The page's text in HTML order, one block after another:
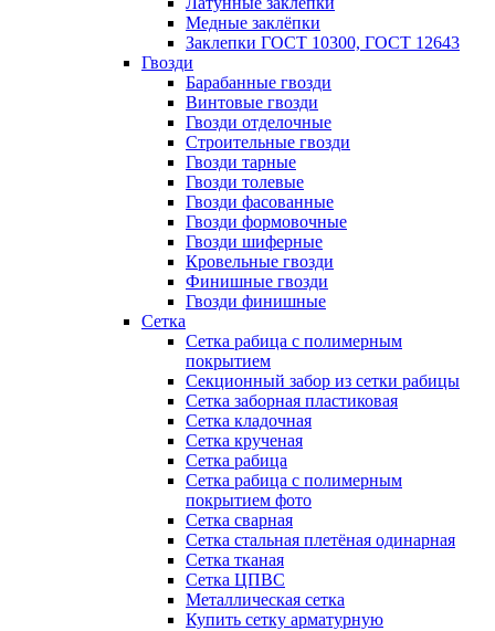
Медные заклёпки
Заклепки ГОСТ 10300, ГОСТ 12643
Гвозди
Барабанные гвозди
Винтовые гвозди
Гвозди отделочные
Строительные гвозди
Гвозди тарные
Гвозди толевые
Гвозди фасованные
Гвозди формовочные
Гвозди шиферные
Кровельные гвозди
Финишные гвозди
Гвозди финишные
Сетка
Сетка рабица с полимерным
покрытием
Секционный забор из сетки рабицы
Сетка заборная пластиковая
Сетка кладочная
Сетка крученая
Сетка рабица
Сетка рабица с полимерным
покрытием фото
Сетка сварная
Сетка стальная плетёная одинарная
Сетка тканая
Сетка ЦПВС
Металлическая сетка
Купить сетку арматурную